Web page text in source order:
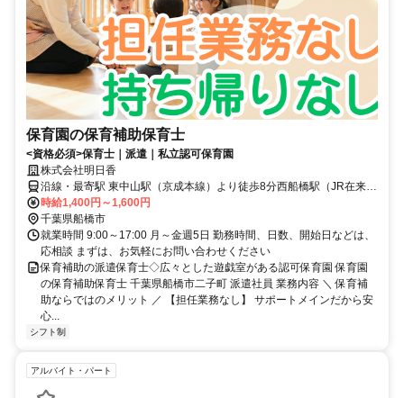
保育園の保育補助保育士
<資格必須>保育士｜派遣｜私立認可保育園
株式会社明日香
沿線・最寄駅 東中山駅（京成本線）より徒歩8分西船橋駅（JR在来
線/東京メトロ東西線/東葉高速鉄道/ＪＲ京葉線(西船橋－南船橋)/ＪＲ
京葉線(西船橋－市川塩浜)/ＪＲ武蔵野線）より徒歩12分下総中山駅
（JR在来線）より徒歩12分
時給1,400円～1,600円
千葉県船橋市
就業時間 9:00～17:00 月～金週5日 勤務時間、日数、開始日などは、
応相談 まずは、お気軽にお問い合わせください
保育補助の派遣保育士◇広々とした遊戯室がある認可保育園 保育園
の保育補助保育士 千葉県船橋市二子町 派遣社員 業務内容 ＼ 保育補
助ならではのメリット ／ 【担任業務なし】 サポートメインだから安
心...
シフト制
アルバイト・パート